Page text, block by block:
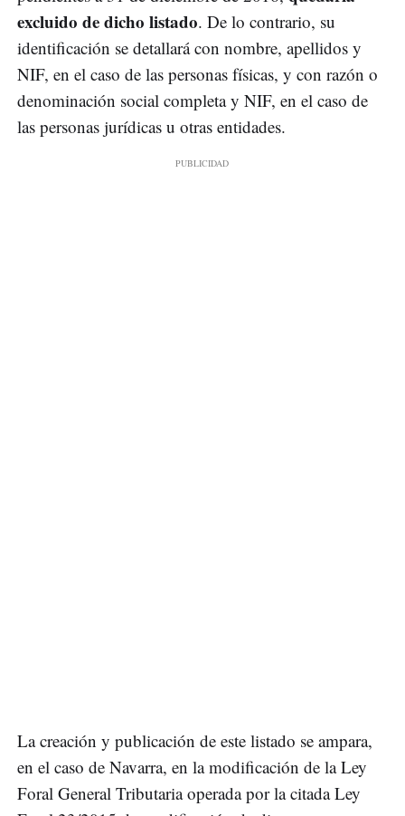
excluido de dicho listado. De lo contrario, su
identificación se detallará con nombre, apellidos y
NIF, en el caso de las personas físicas, y con razón o
denominación social completa y NIF, en el caso de
las personas jurídicas u otras entidades.
La creación y publicación de este listado se ampara,
en el caso de Navarra, en la modificación de la Ley
Foral General Tributaria operada por la citada Ley